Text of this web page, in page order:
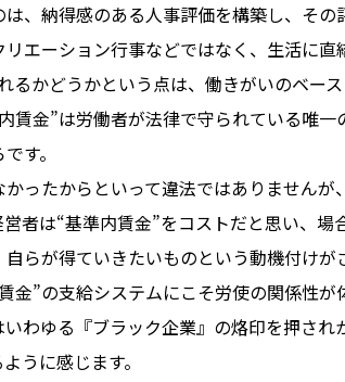
、納得感のある人事評価を構築し、その
エーション行事などではなく、生活に
るかどうかという点は、働きがいのベー
賃金”は労働者が法律で守られている唯
す。
ったからといって違法ではありません
者は“基準内賃金”をコストだと思い、
らが得ていきたいものという動機付け
金”の支給システムにこそ労使の関係性
わゆる『ブラック企業』の烙印を押さ
うに感じます。